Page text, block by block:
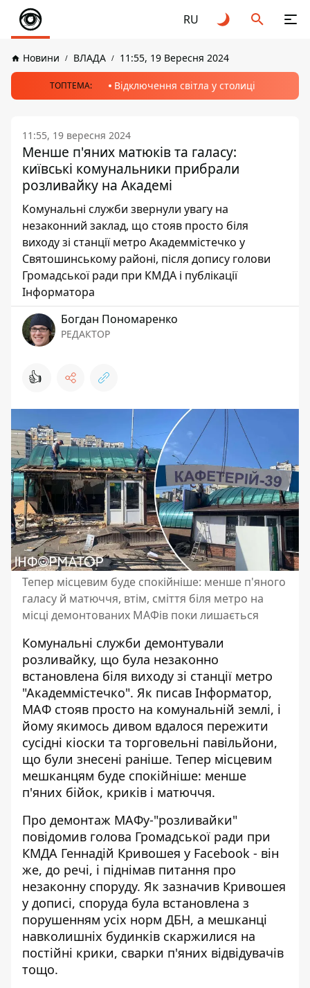
RU
Новини ВЛАДА 11:55, 19 Вересня 2024
ТОПТЕМА: Відключення світла у столиці
11:55, 19 вересня 2024
Менше п'яних матюків та галасу:
київські комунальники прибрали
розливайку на Академі
Комунальні служби звернули увагу на
незаконний заклад, що стояв просто біля
виходу зі станції метро Академмістечко у
Святошинському районі, після допису голови
Громадської ради при КМДА і публікації
Інформатора
Богдан Пономаренко
РЕДАКТОР
👍
Тепер місцевим буде спокійніше: менше п'яного
галасу й матюччя, втім, сміття біля метро на
місці демонтованих МАФів поки лишається
Комунальні служби демонтували
розливайку, що була незаконно
встановлена біля виходу зі станції метро
"Академмістечко". Як писав Інформатор,
МАФ стояв просто на комунальній землі, і
йому якимось дивом вдалося пережити
сусідні кіоски та торговельні павільйони,
що були знесені раніше. Тепер місцевим
мешканцям буде спокійніше: менше
п'яних бійок, криків і матюччя.
Про демонтаж МАФу-"розливайки"
повідомив голова Громадської ради при
КМДА Геннадій Кривошея у Facebook - він
же, до речі, і піднімав питання про
незаконну споруду. Як зазначив Кривошея
у дописі, споруда була встановлена з
порушенням усіх норм ДБН, а мешканці
навколишніх будинків скаржилися на
постійні крики, сварки п'яних відвідувачів
тощо.